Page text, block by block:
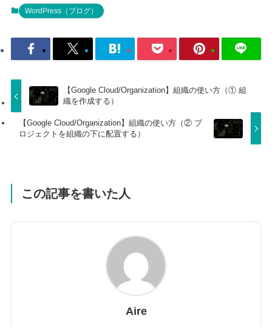
WordPress（ブログ）
【Google Cloud/Organization】組織の使い方（① 組
織を作成する）
【Google Cloud/Organization】組織の使い方（② プ
ロジェクトを組織の下に配置する）
この記事を書いた人
Aire